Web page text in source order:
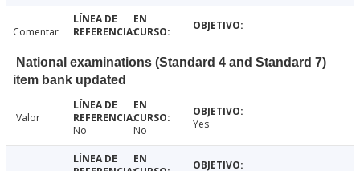
Comentar
National examinations (Standard 4 and Standard 7)
item bank updated
Valor
No
No Yes